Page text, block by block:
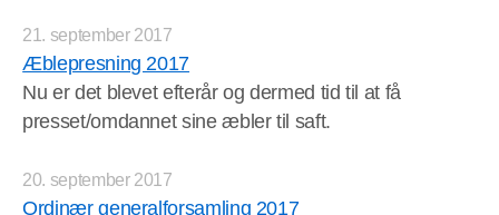
21. september 2017
Æblepresning 2017
Nu er det blevet efterår og dermed tid til at få
presset/omdannet sine æbler til saft.
20. september 2017
Ordinær generalforsamling 2017